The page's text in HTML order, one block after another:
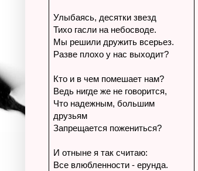
Улыбаясь, десятки звезд
Тихо гасли на небосводе.
Мы решили дружить всерьез.
Разве плохо у нас выходит?
Кто и в чем помешает нам?
Ведь нигде же не говорится,
Что надежным, большим
друзьям
Запрещается пожениться?
И отныне я так считаю:
Все влюбленности - ерунда.